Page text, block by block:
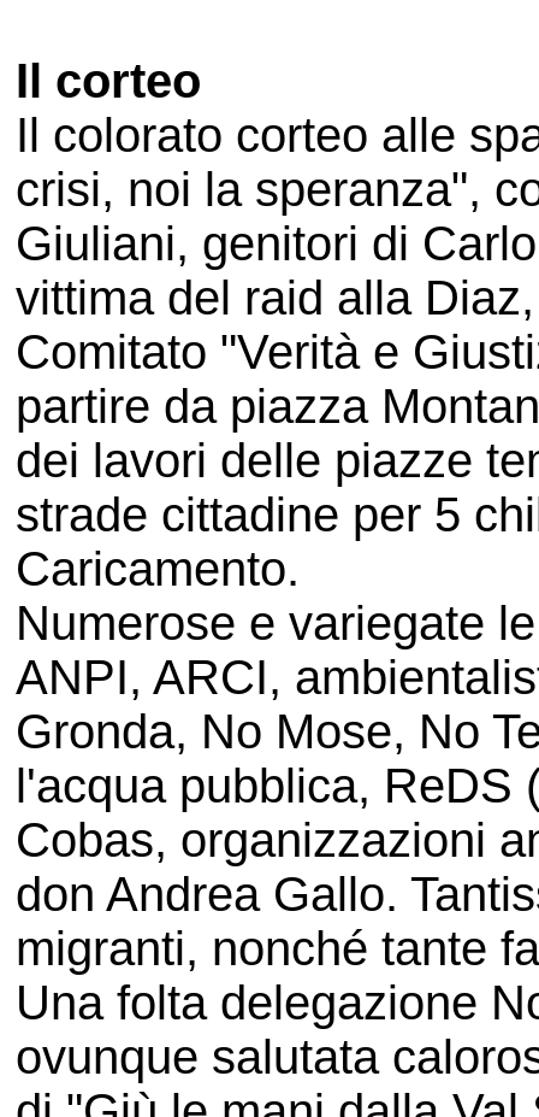
Il corteo
Il colorato corteo alle
crisi, noi la speranza",
Giuliani, genitori di
vittima del raid alla
Comitato "Verità e
partire da piazza
dei lavori delle piazze
strade cittadine per 5
Caricamento.
Numerose e variegate
ANPI, ARCI,
Gronda, No Mose, No
l'acqua pubblica, ReDS
Cobas, organizzazioni
don Andrea Gallo.
migranti, nonché tante
Una folta delegazione
ovunque salutata